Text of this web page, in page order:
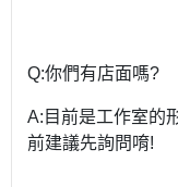
Q:你們有店面嗎?
A:目前是工作室的
前建議先詢問唷!